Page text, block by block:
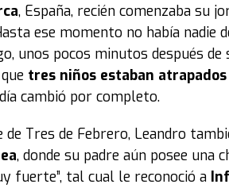
, España, recién comenzaba su
ese momento no había nadie
unos pocos minutos después
tres niños estaban
cambió por completo.
de Tres de Febrero, Leandro
, donde su padre aún posee una
fuerte”, tal cual le reconoció a